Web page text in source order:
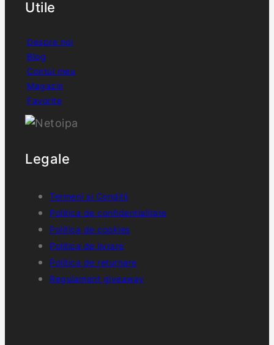
Utile
Despre noi
Blog
Contul meu
Magazin
Favorite
Legale
Termeni si Conditii
Politica de confidentialitate
Politica de cookies
Politica de livrare
Politica de returnare
Regulament giveaway